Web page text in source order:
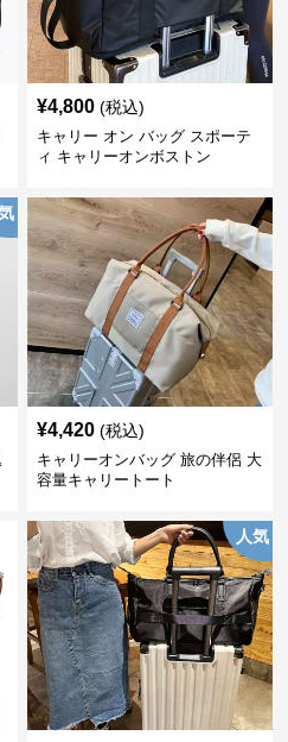
¥4,800 (税込)
キャリー オン バッグ スポーテ
ィ キャリーオンボストン
¥4,420 (税込)
キャリーオンバッグ 旅の伴侶 大
容量キャリートート
人気